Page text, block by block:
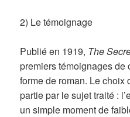
2) Le témoignage
Publié en 1919, The
premiers témoignages
forme de roman. Le choix
partie par le sujet traité :
un simple moment de